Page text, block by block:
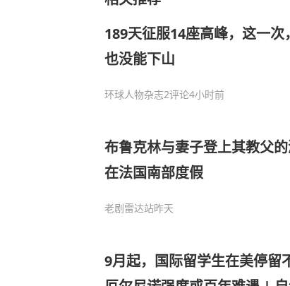
189天征服14座高峰，这一次
也没能下山
环球人物杂志2评论4小时前
布鲁克林与妻子登上其教父
在法国南部度假
老剧雷达站昨天
9月起，国际留学生在美停留